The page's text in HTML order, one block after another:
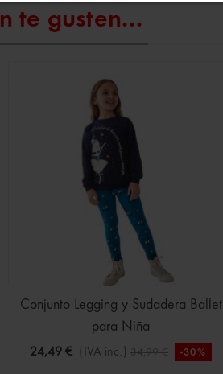
te gusten...
Conjunto Legging y Sudadera Ballet
para Niña
24,49 € (IVA inc.) 34,99 € -30%